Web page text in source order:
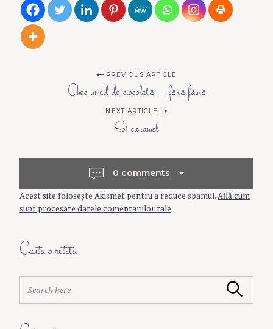
s
t
n
a
v
i
PREVIOUS ARTICLE
Chec umed de ciocolată – fără făină
NEXT ARTICLE
Sos caramel
0 comments
Acest site folosește Akismet pentru a reduce spamul.Află cum
sunt procesate datele comentariilor tale.
Cauta o reteta
a
Search